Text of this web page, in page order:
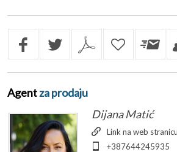
Agentza prodaju
Dijana Matić
Link na web stranicu
+387644245935